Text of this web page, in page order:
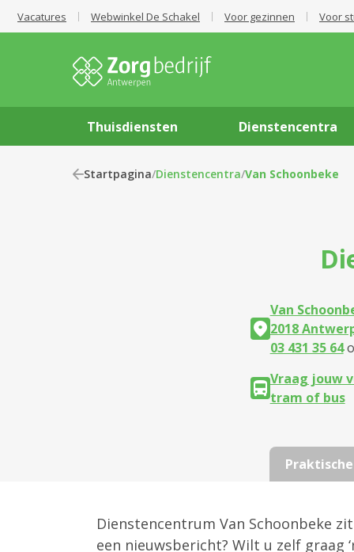
Vacatures Webwinkel De Schakel Voor gezinnen Voor
Thuisdiensten Dienstencentra
Startpagina/Dienstencentra/Van Schoonbeke
Van
2018
03 431 35 64
Vraag jouw
tram of bus
Dienstencentrum Van Schoonbeke
een nieuwsbericht? Wilt u zelf graag